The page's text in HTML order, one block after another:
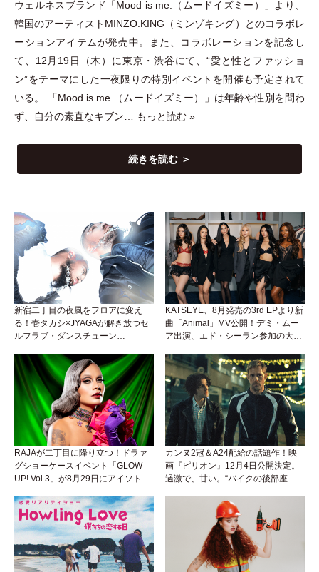
ウェルネスブランド 「Mood is me. （ ムードイズミー ） 」 より、
韓国のアーティストMINZO.KING （ ミンゾキング）
とのコラボレ
ーションアイテムが発売中。また、コラボレーションを記念し
て、12月19日
（木 ） に東京 ・渋谷にて、“愛と性とファッショ
ン”をテーマにした一夜限りの特別イベントを開催も予定されて
いる。
「Mood is me. （ムードイズミー） 」 は年齢や性別を問わ
ず、自分の素直なキブン… もっと読む »
続きを読む ＞
新宿二丁目の夜風をフロアに変え
る！壱タカシ×JYAGAが解き放つセ
ルフラブ・ダンスチューン
KATSEYE、8月発売の3rd EPより新
曲「Animal」MV公開！デミ・ムー
ア出演、エド・シーラン参加の大胆
RAJAが二丁目に降り立つ！ドラァ
グショーケースイベント「GLOW
UP! Vol.3」が8月29日にアイソトー
カンヌ2冠＆A24配給の話題作！映
画『ピリオン』12月4日公開決定。
過激で、甘い。“バイクの後部座